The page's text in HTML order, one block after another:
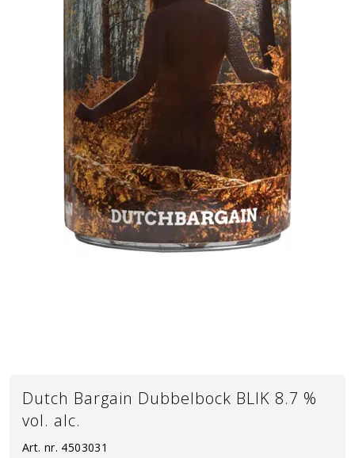
Dutch Bargain Dubbelbock BLIK 8.7 %
vol. alc.
Art. nr. 4503031